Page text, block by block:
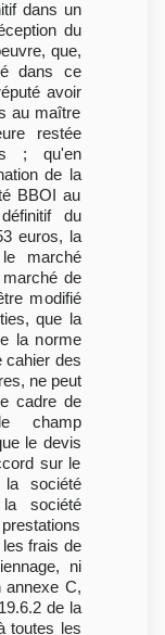
dans un
du
que,
dans ce
avoir
au maître
restée
; qu'en
de la
BBOI au
du
euros, la
marché
de
modifié
que la
la norme
cahier des
ne peut
cadre de
champ
le devis
sur le
société
société
frais de
ni
annexe C,
de la
toutes les